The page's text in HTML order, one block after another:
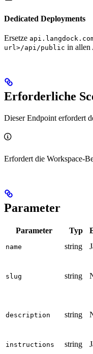
Dedicated Deployments
Ersetze
url>/api/public in allen
Erforderliche
Dieser Endpoint erfordert
Erfordert die Workspace-
Parameter
Parameter Typ
name string
slug string
description string
instructions string